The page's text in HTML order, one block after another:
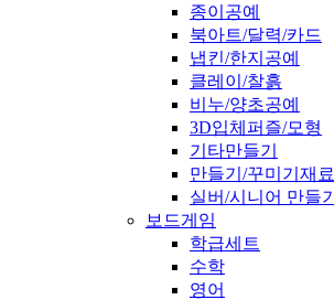
종이공예
북아트/달력/카드
냅킨/한지공예
클레이/찰흙
비누/양초공예
3D입체퍼즐/모형
기타만들기
만들기/꾸미기재료
실버/시니어 만들기
보드게임
학급세트
수학
영어